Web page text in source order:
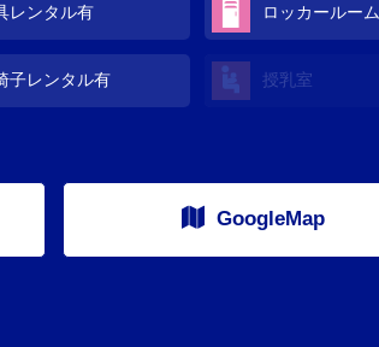
レンタル有 ロッカールーム
子レンタル有 授乳室
GoogleMap